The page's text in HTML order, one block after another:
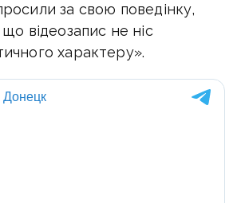
за свою поведінку,
відеозапис не ніс
характеру».